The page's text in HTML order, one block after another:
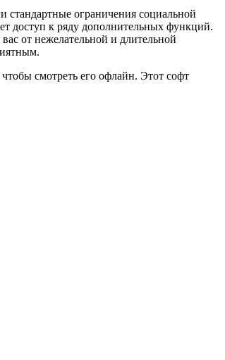
стандартные ограничения социальной
доступ к ряду дополнительных функций.
от нежелательной и длительной
смотреть его офлайн. Этот софт